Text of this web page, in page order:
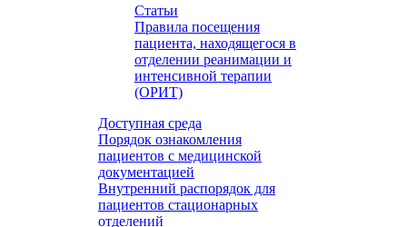
Статьи
Правила посещения
пациента, находящегося в
отделении реанимации и
интенсивной терапии
(ОРИТ)
Доступная среда
Порядок ознакомления
пациентов с медицинской
документацией
Внутренний распорядок для
пациентов стационарных
отделений